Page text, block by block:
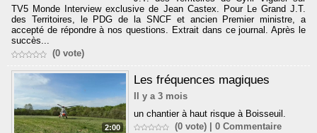
TV5 Monde Interview exclusive de Jean Castex. Pour Le Grand J.T.
des Territoires, le PDG de la SNCF et ancien Premier ministre, a
accepté de répondre à nos questions. Extrait dans ce journal. Après le
succès...
(0 vote)
2:00
Les fréquences magiques
Il y a 3 mois
un chantier à haut risque à Boisseuil.
(0 vote) |0 Commentaire